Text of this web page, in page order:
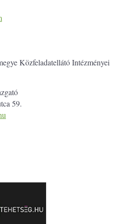
Közfeladatellátó Intézményei
59.